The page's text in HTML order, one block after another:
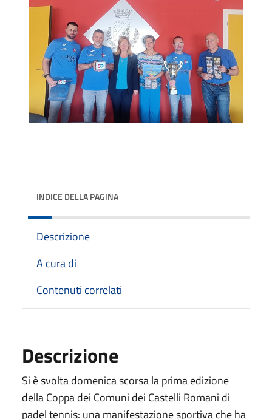
INDICE DELLA PAGINA
Descrizione
A cura di
Contenuti correlati
Descrizione
Si è svolta domenica scorsa la prima edizione
della Coppa dei Comuni dei Castelli Romani di
padel tennis: una manifestazione sportiva che ha